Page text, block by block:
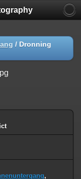
/ Dronning
,